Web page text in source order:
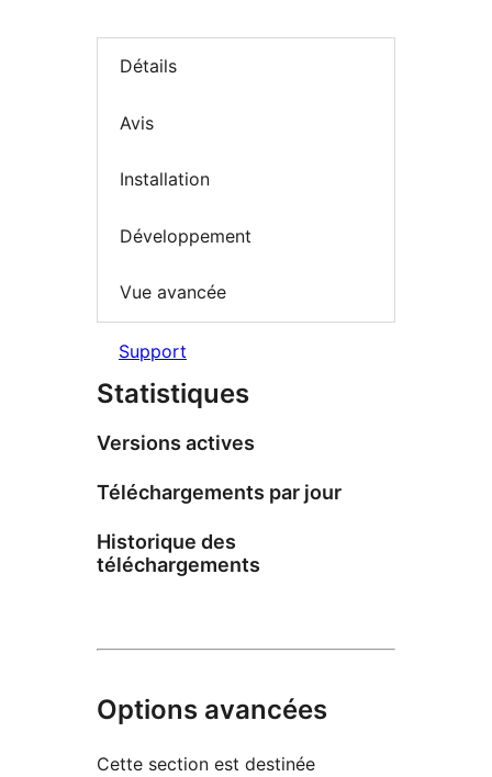
Détails
Avis
Installation
Développement
Vue avancée
Support
Statistiques
Versions actives
Téléchargements par jour
Historique des
téléchargements
Options avancées
Cette section est destinée